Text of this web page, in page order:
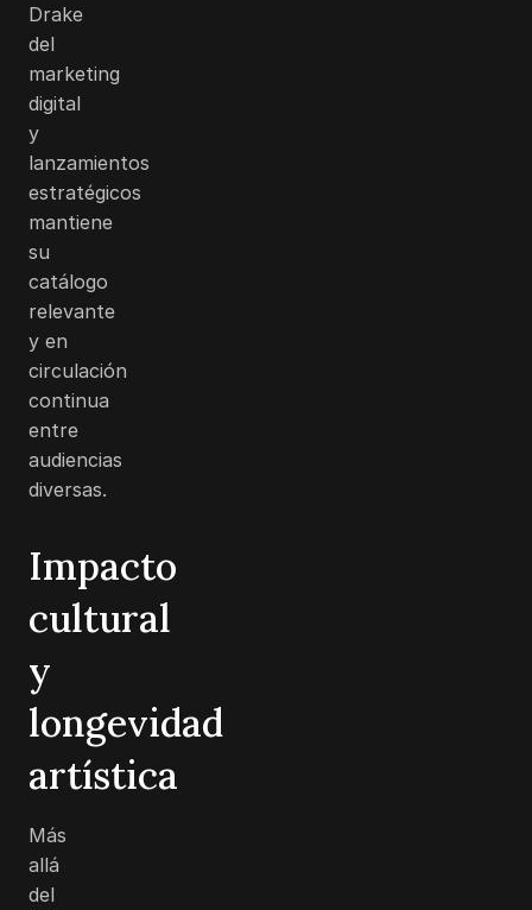
Drake
del
marketing
digital
y
lanzamientos
estratégicos
mantiene
su
catálogo
relevante
y en
circulación
continua
entre
audiencias
diversas.
Impacto
cultural
y
longevidad
artística
Más
allá
del